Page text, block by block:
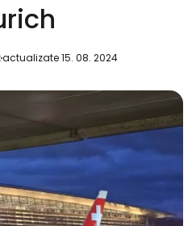
actualizate 15. 08. 2024
cu Facebook
cu e-mailul